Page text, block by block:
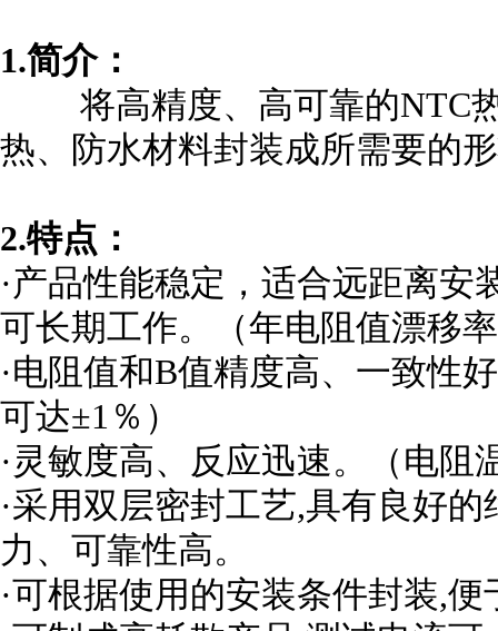
1.简介：
将高精度、高可靠的NTC热
热、防水材料封装成所需要的
2.特点：
·产品性能稳定，适合远距离
可长期工作。（年电阻值漂移
·电阻值和B值精度高、一致性
可达±1％）
·灵敏度高、反应迅速。（电
·采用双层密封工艺,具有良好
力、可靠性高。
·可根据使用的安装条件封装,